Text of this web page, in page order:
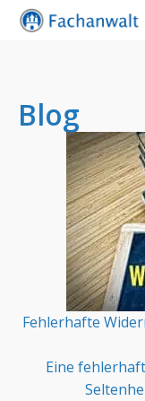
Blog
Fehlerhafte
Eine